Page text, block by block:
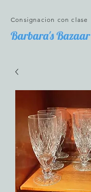
Barbara's Bazaar
Consignacion con clase